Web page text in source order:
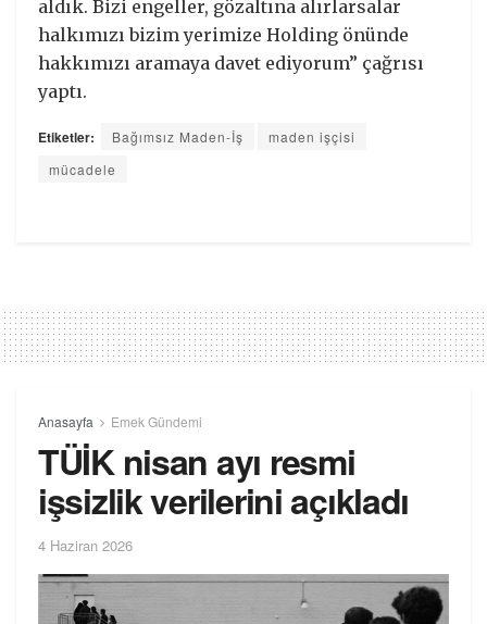
aldık. Bizi engeller, gözaltına alırlarsalar
halkımızı bizim yerimize Holding önünde
hakkımızı aramaya davet ediyorum” çağrısı
yaptı.
Etiketler: Bağımsız Maden-İş
maden işçisi
mücadele
Anasayfa Emek Gündemi
TÜİK nisan ayı resmi
işsizlik verilerini açıkladı
4 Haziran 2026